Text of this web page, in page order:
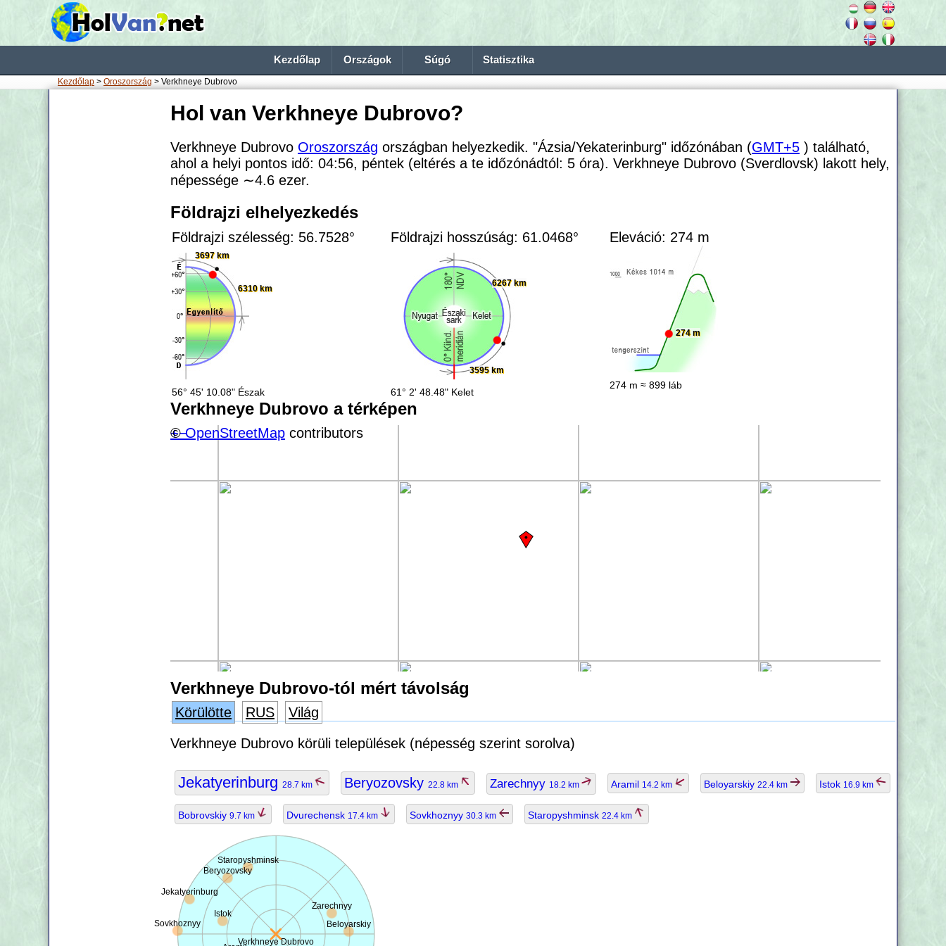
Kezdőlap Országok Súgó Statisztika
Kezdőlap > Oroszország > Verkhneye Dubrovo
Hol van Verkhneye Dubrovo?
Verkhneye Dubrovo Oroszország országban helyezkedik. "Ázsia/Yekaterinburg" időzónában (GMT+5 ) található,
ahol a helyi pontos idő: 04:56, péntek (eltérés a te időzónádtól: 5 óra). Verkhneye Dubrovo (Sverdlovsk) lakott hely,
népessége ∼4.6 ezer.
Földrajzi elhelyezkedés
Földrajzi szélesség: 56.7528°
3697 km
6310 km
56° 45' 10.08" Észak
Földrajzi hosszúság: 61.0468°
3595 km
6267 km
61° 2' 48.48" Kelet
Eleváció: 274 m
274 m
274 m ≈ 899 láb
Verkhneye Dubrovo a térképen
+−
©OpenStreetMap contributors
Verkhneye Dubrovo-tól mért távolság
Körülötte RUS
Világ
Verkhneye Dubrovo körüli települések (népesség szerint sorolva)
Jekatyerinburg 28.7 km Beryozovsky 22.8 km Zarechnyy 18.2 km Aramil 14.2 km Beloyarskiy 22.4 km Istok 16.9 km
Bobrovskiy 9.7 km Dvurechensk 17.4 km Sovkhoznyy 30.3 km Staropyshminsk 22.4 km
Verkhneye Dubrovo
Jekatyerinburg
Beryozovsky
Zarechnyy
Beloyarskiy
Istok
Sovkhoznyy
Staropyshminsk